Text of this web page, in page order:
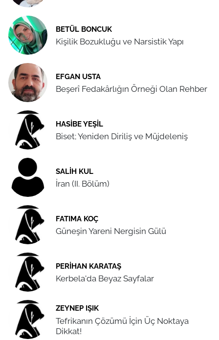
BETÜL BONCUK
Kişilik Bozukluğu ve Narsistik Yapı
EFGAN USTA
Beşerî Fedakârlığın Örneği Olan Rehber
HASIBE YEŞIL
Biset; Yeniden Diriliş ve Müjdeleniş
SALIH KUL
İran (II. Bölüm)
FATIMA KOÇ
Güneşin Yareni Nergisin Gülü
PERIHAN KARATAŞ
Kerbela'da Beyaz Sayfalar
ZEYNEP IŞIK
Tefrikanın Çözümü İçin Üç Noktaya
Dikkat!